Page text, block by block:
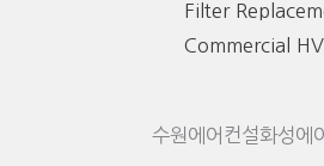
Filter
Commercial
수원에어컨설화성에